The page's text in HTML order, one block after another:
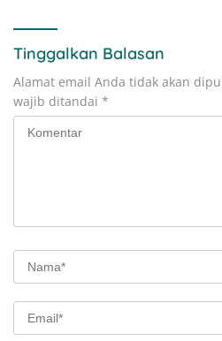
Tinggalkan Balasan
Alamat email Anda tidak akan
wajib ditandai *